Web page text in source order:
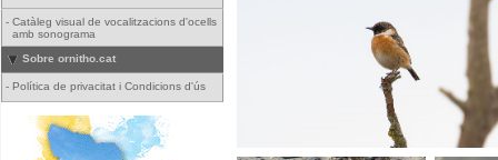
- Catàleg visual de vocalitzacions d'ocells
amb sonograma
Sobre ornitho.cat
- Política de privacitat i Condicions d'ús